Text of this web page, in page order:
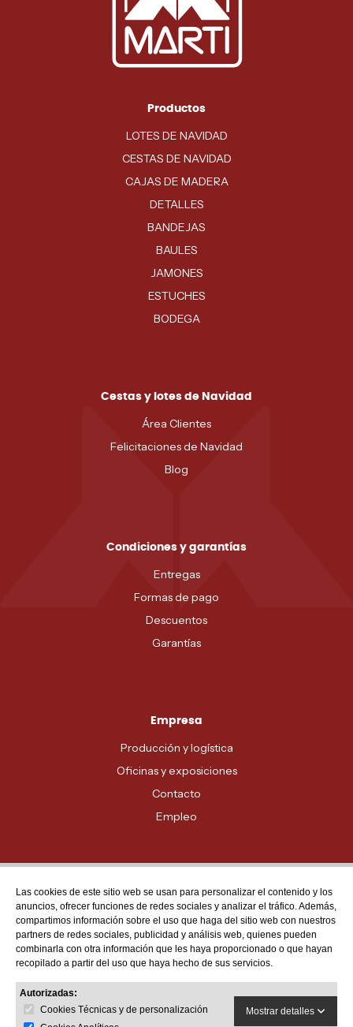
Productos
LOTES DE NAVIDAD
CESTAS DE NAVIDAD
CAJAS DE MADERA
DETALLES
BANDEJAS
BAULES
JAMONES
ESTUCHES
BODEGA
Cestas y lotes de Navidad
Área Clientes
Felicitaciones de Navidad
Blog
Condiciones y garantías
Entregas
Formas de pago
Descuentos
Garantías
Empresa
Producción y logística
Oficinas y exposiciones
Contacto
Empleo
Atención al cliente
MADRID - 91 678 70 70
BARCELONA - 93 635 28 28
VALENCIA - 96 159 71 61
Las cookies de este sitio web se usan para personalizar el contenido y los
anuncios, ofrecer funciones de redes sociales y analizar el tráfico. Además,
compartimos información sobre el uso que haga del sitio web con nuestros
partners de redes sociales, publicidad y análisis web, quienes pueden
combinarla con otra información que les haya proporcionado o que hayan
recopilado a partir del uso que haya hecho de sus servicios.
Autorizadas:
Cookies Técnicas y de personalización
Mostrar detalles